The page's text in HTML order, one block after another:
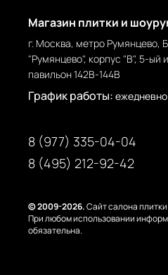
Магазин плитки и
г. Москва, метро Румянцево,
"Румянцево", корпус "В", 5-ый
павильон 142В-144В
График работы:
8 (977) 335-04-04
8 (495) 212-92-42
© 2009-2026.Сайт салона
При любом использовании
обязательна.